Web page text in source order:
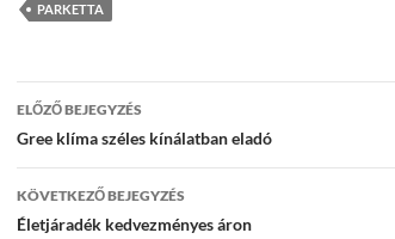
PARKETTA
Bejegyzés
navigáció
ELŐZŐ BEJEGYZÉS
Gree klíma széles kínálatban eladó
KÖVETKEZŐ BEJEGYZÉS
Életjáradék kedvezményes áron